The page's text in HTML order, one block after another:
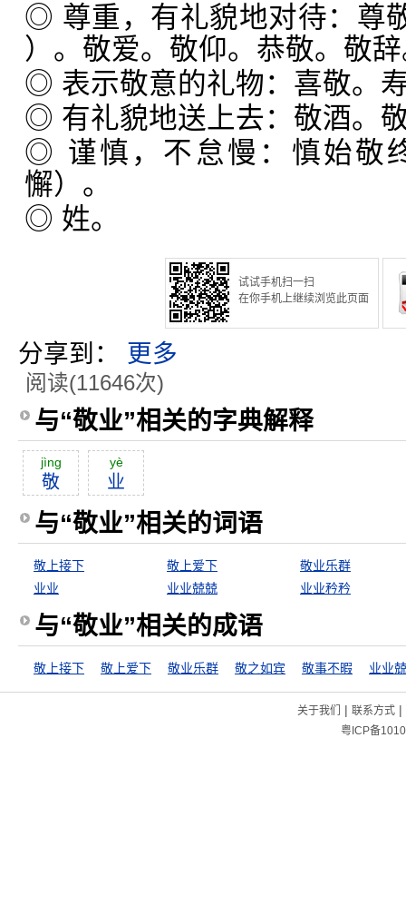
◎ 尊重，有礼貌地对待：尊
）。敬爱。敬仰。恭敬。敬
◎ 表示敬意的礼物：喜敬。
◎ 有礼貌地送上去：敬酒。
◎ 谨慎，不怠慢：慎始敬
懈）。
◎ 姓。
试试手机扫一扫
在你手机上继续浏览此页面
分享到： 更多
阅读(11646次)
与“敬业”相关的字典解释
jìng
敬
yè
业
与“敬业”相关的词语
敬上接下 敬上爱下
敬业乐群
业业
业业兢兢 业业矜矜
与“敬业”相关的成语
敬上接下 敬上爱下 敬业乐群 敬之如宾 敬事不暇 业业
关于我们 | 联系方式|
粤ICP备